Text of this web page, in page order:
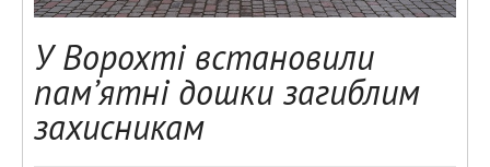
У Ворохті встановили
пам’ятні дошки загиблим
захисникам